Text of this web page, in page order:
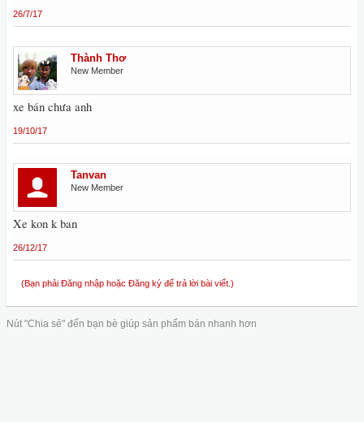
26/7/17
Thành Thơ
New Member
xe bán chưa anh
19/10/17
Tanvan
New Member
Xe kon k ban
26/12/17
(Bạn phải Đăng nhập hoặc Đăng ký để trả lời bài viết.)
Nút "Chia sẻ" đến bạn bè giúp sản phẩm bán nhanh hơn